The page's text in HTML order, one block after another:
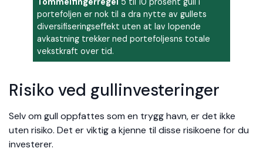
portefoljen er nok til a dra nytte av gullets
diversifiseringseffekt uten at lav lopende
avkastning trekker ned portefoljesns totale
vekstkraft over tid.
Risiko ved gullinvesteringer
Selv om gull oppfattes som en trygg havn, er det ikke
uten risiko. Det er viktig a kjenne til disse risikoene for du
investerer.